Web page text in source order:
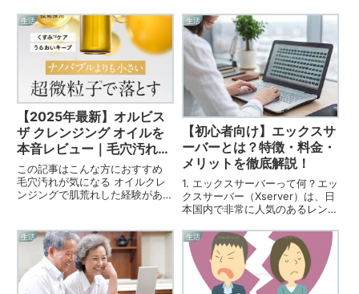
にできてお湯を沸かす必要のない
ウォーターサーバーをおすすめ
す...
今さらブログなんて遅い？ 若い
人ばかりで太刀打ちできないので
は？ 覚えることが多すぎて挫折
しそう正直、始める前は**「ど...
生活
【2025年最新】オルビス
ザ クレンジング オイルを
本音レビュー｜毛穴汚れ・
アイメイクもスッキリ落ち
る？
この記事はこんな方におすすめ
毛穴汚れが気になる オイルクレ
ンジングで肌荒れした経験がある
要・濡れた手OKのクレンジング
を探しているオルビス ザ クレン
ジング オイルとは？オ...
生活
【初心者向け】エックスサ
ーバーとは？特徴・料金・
メリットを徹底解説！
1. エックスサーバーって何？エッ
クスサーバー（Xserver）は、日
本国内で非常に人気のあるレンタ
す。2003年のサービス開始以
来、安定性と高速性で多くのユー
ザーから支持されています。ブロ
グや企業サイト、ネット...
生活 生活